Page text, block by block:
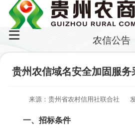
农信公告
贵州农信域名安全加固服
来源：贵州省农村信用社联合社
一、招标条件